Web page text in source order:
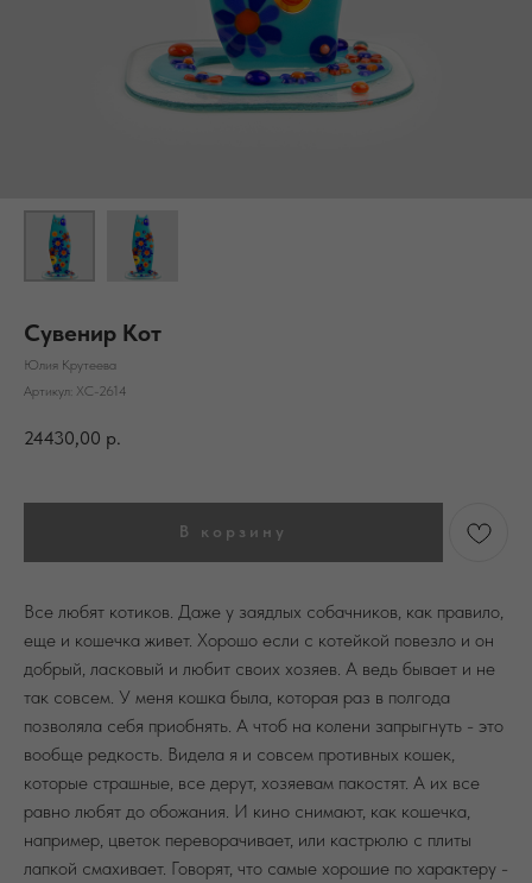
Сувенир Кот
Юлия Крутеева
Артикул: ХС-2614
24430,00 р.
В корзину
Все любят котиков. Даже у заядлых собачников, как правило,
еще и кошечка живет. Хорошо если с котейкой повезло и он
добрый, ласковый и любит своих хозяев. А ведь бывает и не
так совсем. У меня кошка была, которая раз в полгода
позволяла себя приобнять. А чтоб на колени запрыгнуть - это
вообще редкость. Видела я и совсем противных кошек,
которые страшные, все дерут, хозяевам пакостят. А их все
равно любят до обожания. И кино снимают, как кошечка,
например, цветок переворачивает, или кастрюлю с плиты
лапкой смахивает. Говорят, что самые хорошие по характеру -